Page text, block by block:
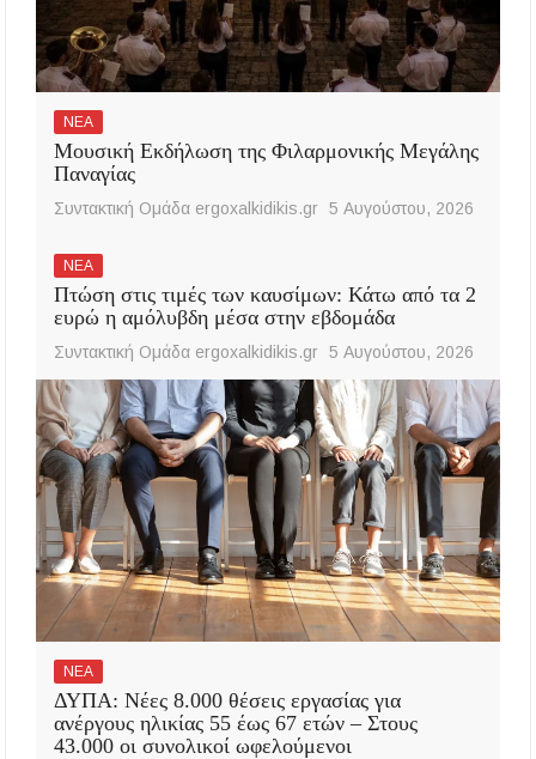
ΝΕΑ
Μουσική Εκδήλωση της Φιλαρμονικής Μεγάλης
Παναγίας
Συντακτική Ομάδα ergoxalkidikis.gr 5 Αυγούστου, 2026
ΝΕΑ
Πτώση στις τιμές των καυσίμων: Κάτω από τα 2
ευρώ η αμόλυβδη μέσα στην εβδομάδα
Συντακτική Ομάδα ergoxalkidikis.gr 5 Αυγούστου, 2026
ΝΕΑ
ΔΥΠΑ: Νέες 8.000 θέσεις εργασίας για
ανέργους ηλικίας 55 έως 67 ετών – Στους
43.000 οι συνολικοί ωφελούμενοι